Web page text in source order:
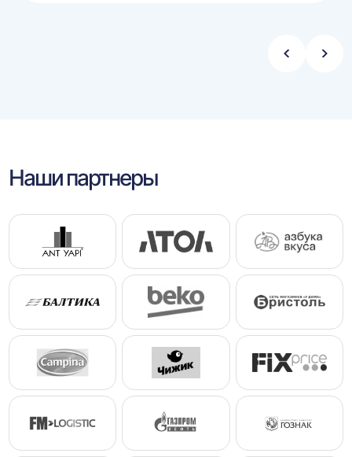
Стрелка
Наши партнеры